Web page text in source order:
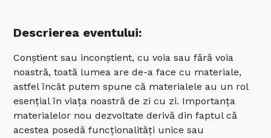
Descrierea eventului:
Conștient sau inconștient, cu voia sau fără voia
noastră, toată lumea are de-a face cu materiale,
astfel încât putem spune că materialele au un rol
esențial în viața noastră de zi cu zi. Importanța
materialelor nou dezvoltate derivă din faptul că
acestea posedă funcționalități unice sau